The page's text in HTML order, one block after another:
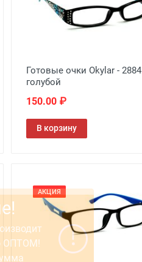
Готовые очки Okylar - 2884
голубой
150.00 ₽
В корзину
АКЦИЯ